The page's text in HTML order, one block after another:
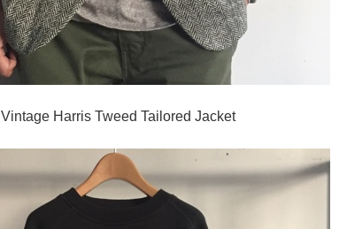
Vintage Harris Tweed Tailored Jacket